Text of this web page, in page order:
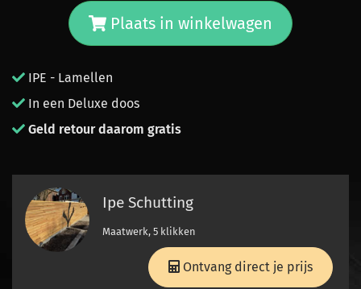
Plaats in winkelwagen
IPE - Lamellen
In een Deluxe doos
Geld retour daarom gratis
Ipe Schutting
Maatwerk, 5 klikken
Ontvang direct je prijs